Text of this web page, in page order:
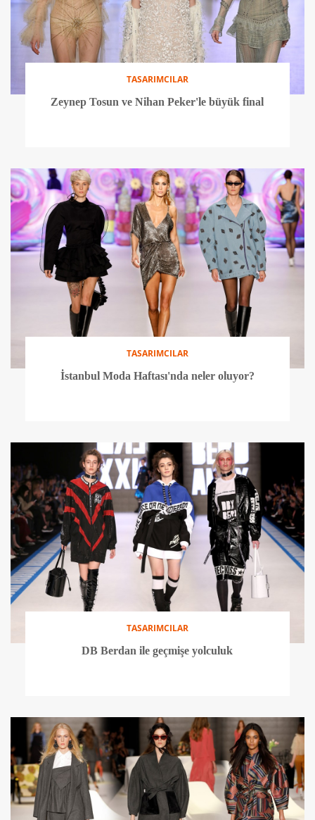
TASARIMCILAR
Zeynep Tosun ve Nihan Peker'le büyük final
TASARIMCILAR
İstanbul Moda Haftası'nda neler oluyor?
TASARIMCILAR
DB Berdan ile geçmişe yolculuk